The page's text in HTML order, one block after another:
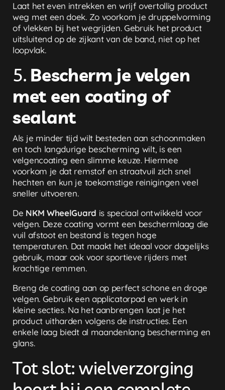
Laat het even intrekken en wrijf overtollig product
weg met een doek. Zo voorkom je druppelvorming
of vlekken bij het wegrijden. Gebruik het product
uitsluitend op de zijkant van de band, niet op het
loopvlak.
5. Bescherm je velgen
met een coating of
sealant
Als je minder tijd wilt besteden aan schoonmaken
en toch langdurige bescherming wilt, is een
velgencoating een slimme keuze. Hiermee
voorkom je dat remstof en straatvuil zich snel
hechten en kun je toekomstige reinigingen veel
sneller uitvoeren.
De NKM WheelGuard is speciaal ontwikkeld voor
velgen. Deze coating vormt een beschermlaag die
vuil afstoot en bestand is tegen hoge
temperaturen. Dat maakt het ideaal voor dagelijks
gebruik, maar ook voor sportieve rijders met
krachtige remmen.
Breng de coating aan op perfect schone en droge
velgen. Gebruik een applicatorpad en werk in
kleine secties. Na het aanbrengen laat je het
product uitharden volgens de instructies. Een
enkele laag biedt al maandenlang bescherming en
glans.
Tot slot: wielverzorging